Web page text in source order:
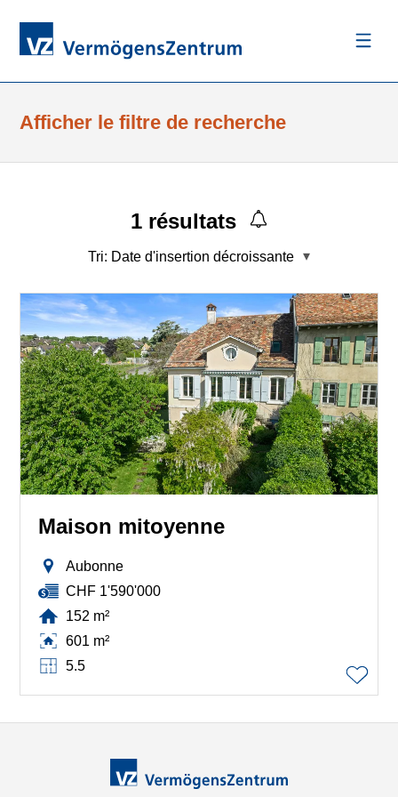
Afficher le filtre de recherche
1 résultats
Tri: Date d'insertion décroissante
Maison mitoyenne
Aubonne
CHF 1'590'000
152 m²
601 m²
5.5